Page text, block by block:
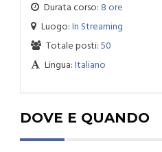
Durata corso: 8 ore
Luogo:In Streaming
Totale posti:50
Lingua:Italiano
DOVE E QUANDO